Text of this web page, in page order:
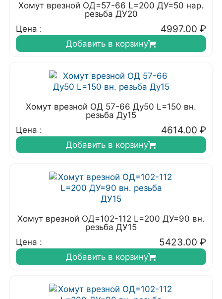
Хомут врезной ОД=57-66 L=200 ДУ=50 нар.
резьба ДУ20
Цена :
4997.00 ₽
Добавить в корзину
Хомут врезной ОД 57-66 Ду50 L=150 вн.
резьба Ду15
Цена :
4614.00 ₽
Добавить в корзину
Хомут врезной ОД=102-112 L=200 ДУ=90 вн.
резьба ДУ15
Цена :
5423.00 ₽
Добавить в корзину